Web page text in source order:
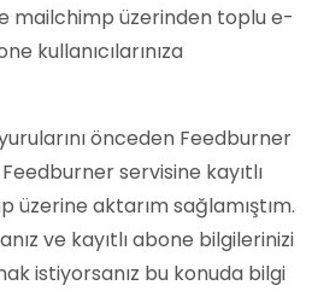
mailchimp üzerinden toplu e-
kullanıcılarınıza
önceden Feedburner
servisine kayıtlı
aktarım sağlamıştım.
ve kayıtlı abone bilgilerinizi
istiyorsanız bu konuda bilgi